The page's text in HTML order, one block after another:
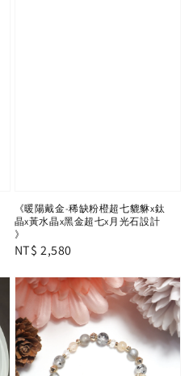
《暖陽戴金-稀缺粉橙超七貔貅x鈦
晶x黃水晶x黑金超七x月光石設計
》
Regular
NT$ 2,580